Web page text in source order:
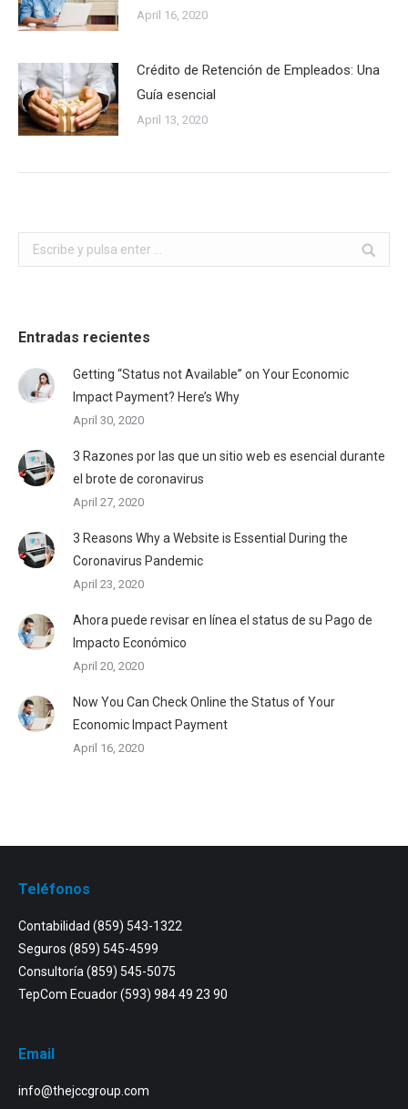
April 16, 2020
Crédito de Retención de Empleados: Una
Guía esencial
April 13, 2020
Buscar:
Entradas recientes
Getting “Status not Available” on Your Economic
Impact Payment? Here’s Why
April 30, 2020
3 Razones por las que un sitio web es esencial durante
el brote de coronavirus
April 27, 2020
3 Reasons Why a Website is Essential During the
Coronavirus Pandemic
April 23, 2020
Ahora puede revisar en línea el status de su Pago de
Impacto Económico
April 20, 2020
Now You Can Check Online the Status of Your
Economic Impact Payment
April 16, 2020
Teléfonos
Contabilidad (859) 543-1322
Seguros (859) 545-4599
Consultoría (859) 545-5075
TepCom Ecuador(593) 984 49 23 90
Email
info@thejccgroup.com